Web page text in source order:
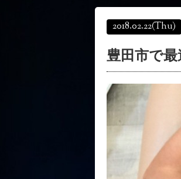
2018.02.22(Thu)
豊田市で